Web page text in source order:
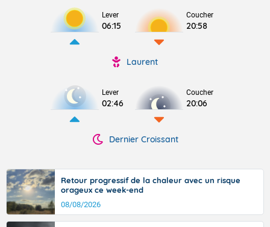
Lever
06:15
Coucher
20:58
Laurent
Lever
02:46
Coucher
20:06
Dernier Croissant
Retour progressif de la chaleur avec un risque
orageux ce week-end
08/08/2026